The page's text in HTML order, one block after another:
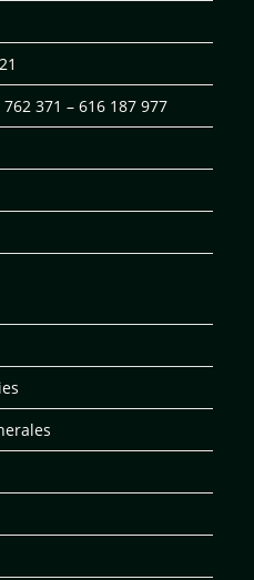
371 – 616 187 977